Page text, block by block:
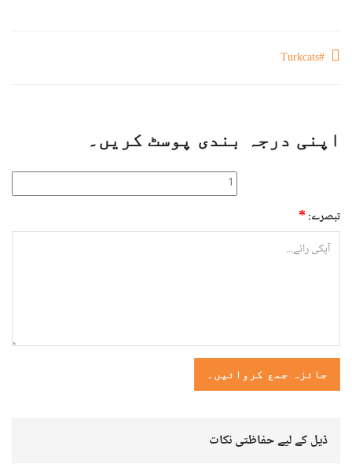
#Turkcats
اپنی درجہ بندی پوسٹ کریں۔
تبصرے: *
ڈیل کے لیے حفاظتی نکات